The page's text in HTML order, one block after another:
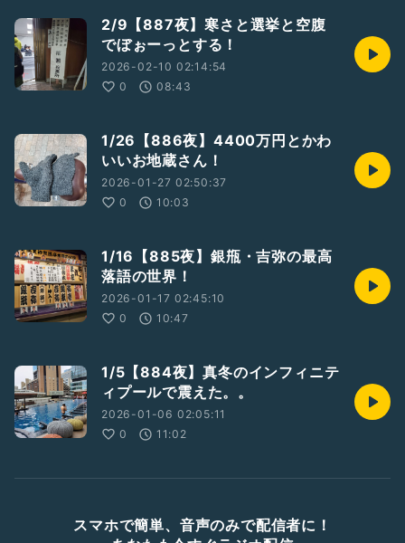
2/9【887夜】寒さと選挙と空腹
でぼぉーっとする！
2026-02-10 02:14:54
0
08:43
1/26【886夜】4400万円とかわ
いいお地蔵さん！
2026-01-27 02:50:37
0
10:03
1/16【885夜】銀甁・吉弥の最高
落語の世界！
2026-01-17 02:45:10
0
10:47
1/5【884夜】真冬のインフィニテ
ィプールで震えた。。
2026-01-06 02:05:11
0
11:02
スマホで簡単、音声のみで配信者に！